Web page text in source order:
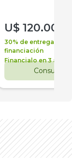
U$ 120.000
30% de entrega +
financiación
Financialo en 3 años
Consultar